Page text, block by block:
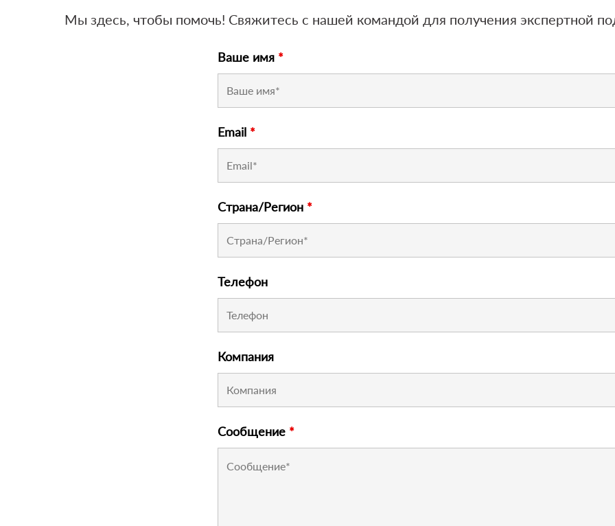
Мы здесь, чтобы помочь! Свяжитесь с нашей командой для получения экспертной
Ваше имя *
Email *
Страна/Регион *
Телефон
Компания
Сообщение *